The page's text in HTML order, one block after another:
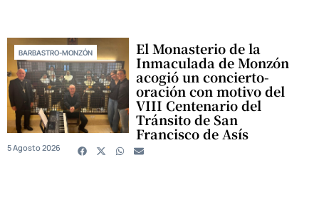
BARBASTRO-MONZÓN El Monasterio de la
Inmaculada de Monzón
acogió un concierto-
oración con motivo del
VIII Centenario del
Tránsito de San
Francisco de Asís
5 Agosto 2026